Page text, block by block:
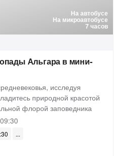
На автобусе
На микроавтобусе
7 часов
Альгара в мини-
исследуя
природной красотой
флорой заповедника